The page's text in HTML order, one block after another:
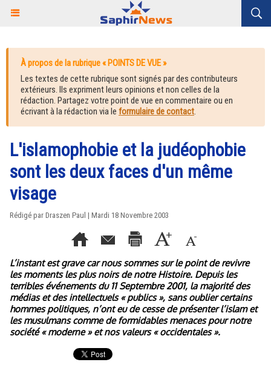
À propos de la rubrique « POINTS DE VUE »
Les textes de cette rubrique sont signés par des contributeurs
extérieurs. Ils expriment leurs opinions et non celles de la
rédaction. Partagez votre point de vue en commentaire ou en
écrivant à la rédaction via le formulaire de contact.
L'islamophobie et la judéophobie
sont les deux faces d'un même
visage
Rédigé par Draszen Paul | Mardi 18 Novembre 2003
L’instant est grave car nous sommes sur le point de revivre
les moments les plus noirs de notre Histoire. Depuis les
terribles événements du 11 Septembre 2001, la majorité des
médias et des intellectuels « publics », sans oublier certains
hommes politiques, n’ont eu de cesse de présenter l’islam et
les musulmans comme de formidables menaces pour notre
société « moderne » et nos valeurs « occidentales ».